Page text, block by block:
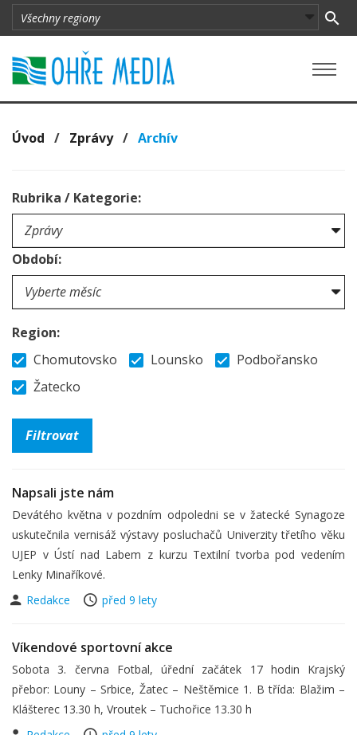
Úvod / Zprávy/ Archív
Rubrika / Kategorie:
Období:
Region:
Chomutovsko
Lounsko
Podbořansko
Žatecko
Napsali jste nám
Devátého května v pozdním odpoledni se v žatecké Synagoze
uskutečnila vernisáž výstavy posluchačů Univerzity třetího věku
UJEP v Ústí nad Labem z kurzu Textilní tvorba pod vedením
Lenky Minaříkové.
Redakce
před 9 lety
Víkendové sportovní akce
Sobota 3. června Fotbal, úřední začátek 17 hodin Krajský
přebor: Louny – Srbice, Žatec – Neštěmice 1. B třída: Blažim –
Klášterec 13.30 h, Vroutek – Tuchořice 13.30 h